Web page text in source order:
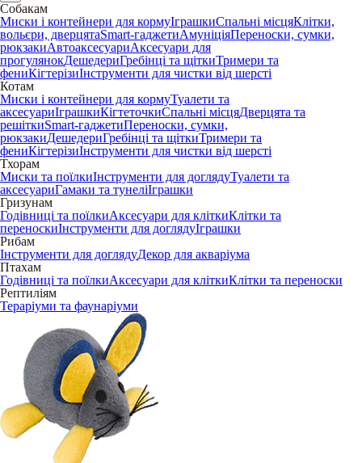
Собакам
Миски і контейнери для кормуІграшкиСпальні місцяКлітки,
вольєри, дверцятаSmart-гаджетиАмуніціяПереноски, сумки,
рюкзакиАвтоаксесуариАксесуари для
прогулянокДешедериГребінці та щіткиТримери та
фениКігтерізиІнструменти для чистки від шерсті
Котам
Миски і контейнери для кормуТуалети та
аксесуариІграшкиКігтеточкиСпальні місцяДверцята та
решіткиSmart-гаджетиПереноски, сумки,
рюкзакиДешедериГребінці та щіткиТримери та
фениКігтерізиІнструменти для чистки від шерсті
Тхорам
Миски та поїлкиІнструменти для доглядуТуалети та
аксесуариГамаки та тунеліІграшки
Гризунам
Годівниці та поїлкиАксесуари для кліткиКлітки та
переноскиІнструменти для доглядуІграшки
Рибам
Інструменти для доглядуДекор для акваріума
Птахам
Годівниці та поїлкиАксесуари для кліткиКлітки та переноски
Рептиліям
Тераріуми та фаунаріуми